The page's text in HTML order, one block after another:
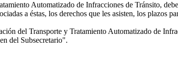
Automatizado de Infracciones de Tránsito,
a éstas, los derechos que les asisten, los plazos
del Transporte y Tratamiento Automatizado de
del Subsecretario".